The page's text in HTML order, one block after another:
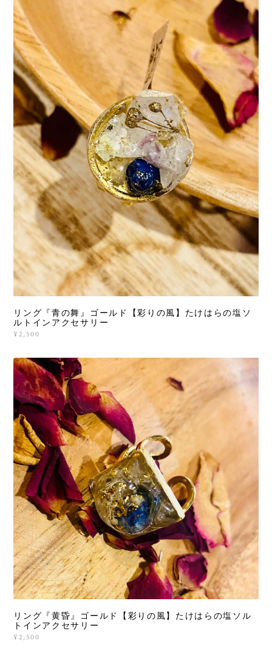
リング『青の舞』ゴールド【彩りの風】たけはらの塩ソ
ルトインアクセサリー
¥2,500
リング『黄昏』ゴールド【彩りの風】たけはらの塩ソル
トインアクセサリー
¥2,500